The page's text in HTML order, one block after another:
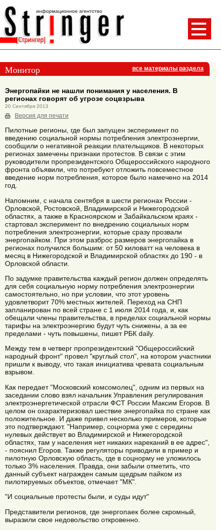
Монитор все материалы раздела
Энергопайки не нашли понимания у населения. В
регионах говорят об угрозе соцвзрыва
20 Сентября 2013
Версия для печати
Пилотные регионы, где был запущен эксперимент по
введению социальной нормы потребления электроэнергии,
сообщили о негативной реакции плательщиков. В некоторых
регионах замечены признаки протестов. В связи с этим
руководители пропрезидентского Общероссийского народного
фронта объявили, что потребуют отложить повсеместное
введение норм потребления, которое было намечено на 2014
год.
Напомним, с начала сентября в шести регионах России -
Орловской, Ростовской, Владимирской и Нижегородской
областях, а также в Красноярском и Забайкальском краях -
стартовал эксперимент по внедрению социальных норм
потребления электроэнергии, которые сразу прозвали
энергопайком. При этом разброс размеров энергопайка в
регионах получился большим: от 50 киловатт на человека в
месяц в Нижегородской и Владимирской областях до 190 - в
Орловской области.
По задумке правительства каждый регион должен определять
для себя социальную норму потребления электроэнергии
самостоятельно, но при условии, что этот уровень
удовлетворит 70% местных жителей. Переход на СНП
запланирован по всей стране с 1 июля 2014 года, и, как
обещали члены правительства, в пределах социальной нормы
тарифы на электроэнергию будут чуть снижены, а за ее
пределами - чуть повышены, пишет РБК daily.
Между тем в четверг пропрезидентский "Общероссийский
народный фронт" провел "круглый стол", на котором участники
пришли к выводу, что такая инициатива чревата социальным
взрывом.
Как передает "Московский комсомолец", одним из первых на
заседании слово взял начальник Управления регулирования
электроэнергетической отрасли ФСТ России Максим Егоров. В
целом он охарактеризовал шествие энергопайка по стране как
положительное. И даже привел несколько примеров, которые
это подтверждают. "Например, соцнорма уже с середины
нулевых действует во Владимирской и Нижегородской
областях, там у населения нет никаких нареканий в ее адрес",
- пояснил Егоров. Также регуляторы приводили в пример и
пилотную Орловскую область, где в соцнорму не уложилось
только 3% населения. Правда, они забыли отметить, что
данный субъект награжден самым щедрым пайком из
пилотируемых объектов, отмечает "МК".
"И социальные протесты были, и суды идут"
Представители регионов, где энергопаек более скромный,
выразили свое недовольство откровенно.